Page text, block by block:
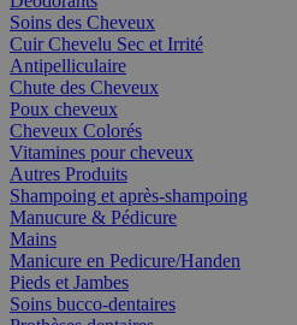
Soins des Cheveux
Cuir Chevelu Sec et Irrité
Antipelliculaire
Chute des Cheveux
Poux cheveux
Cheveux Colorés
Vitamines pour cheveux
Autres Produits
Shampoing et après-shampoing
Manucure & Pédicure
Mains
Manicure en Pedicure/Handen
Pieds et Jambes
Soins bucco-dentaires